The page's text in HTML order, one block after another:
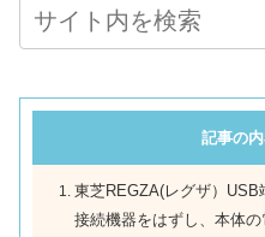
記事の
東芝REGZA(レグザ）USB
接続機器をはずし、本体の